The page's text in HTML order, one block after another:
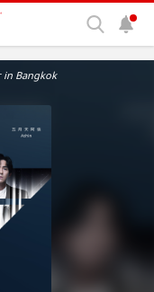
in Bangkok